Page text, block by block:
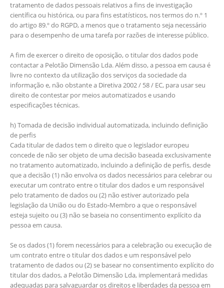
tratamento de dados pessoais relativos a fins de investigação
científica ou histórica, ou para fins estatísticos, nos termos do n.º 1
do artigo 89.º do RGPD, a menos que o tratamento seja necessário
para o desempenho de uma tarefa por razões de interesse público.
A fim de exercer o direito de oposição, o titular dos dados pode
contactar a Pelotão Dimensão Lda. Além disso, a pessoa em causa é
livre no contexto da utilização dos serviços da sociedade da
informação e, não obstante a Diretiva 2002 / 58 / EC, para usar seu
direito de contestar por meios automatizados e usando
especificações técnicas.
h) Tomada de decisão individual automatizada, incluindo definição
de perfis
Cada titular de dados tem o direito que o legislador europeu
concede de não ser objeto de uma decisão baseada exclusivamente
no tratamento automatizado, incluindo a definição de perfis, desde
que a decisão (1) não envolva os dados necessários para celebrar ou
executar um contrato entre o titular dos dados e um responsável
pelo tratamento de dados ou (2) não estiver autorizado pela
legislação da União ou do Estado-Membro a que o responsável
esteja sujeito ou (3) não se baseia no consentimento explícito da
pessoa em causa.
Se os dados (1) forem necessários para a celebração ou execução de
um contrato entre o titular dos dados e um responsável pelo
tratamento de dados ou (2) se basear no consentimento explícito do
titular dos dados, a Pelotão Dimensão Lda, implementará medidas
adequadas para salvaguardar os direitos e liberdades da pessoa em